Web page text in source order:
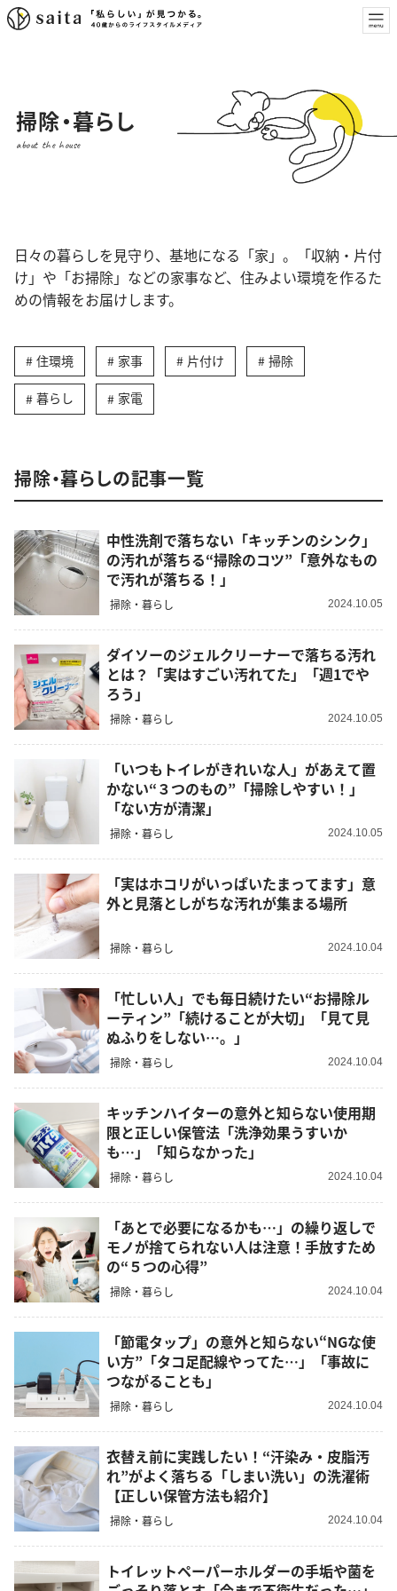
掃除・暮らし
about the house
日々の暮らしを見守り、基地になる「家」。「収納・片付
け」や「お掃除」などの家事など、住みよい環境を作るた
めの情報をお届けします。
住環境 家事 片付け 掃除
暮らし 家電
掃除・暮らしの記事一覧
中性洗剤で落ちない「キッチンのシンク」
の汚れが落ちる“掃除のコツ”「意外なもの
で汚れが落ちる！」
掃除・暮らし 2024.10.05
ダイソーのジェルクリーナーで落ちる汚れ
とは？「実はすごい汚れてた」「週1でや
ろう」
掃除・暮らし 2024.10.05
「いつもトイレがきれいな人」があえて置
かない“３つのもの”「掃除しやすい！」
「ない方が清潔」
掃除・暮らし 2024.10.05
「実はホコリがいっぱいたまってます」意
外と見落としがちな汚れが集まる場所
掃除・暮らし 2024.10.04
「忙しい人」でも毎日続けたい“お掃除ル
ーティン”「続けることが大切」「見て見
ぬふりをしない…。」
掃除・暮らし 2024.10.04
キッチンハイターの意外と知らない使用期
限と正しい保管法「洗浄効果うすいか
も…」「知らなかった」
掃除・暮らし 2024.10.04
「あとで必要になるかも…」の繰り返しで
モノが捨てられない人は注意！手放すため
の“５つの心得”
掃除・暮らし 2024.10.04
「節電タップ」の意外と知らない“NGな使
い方”「タコ足配線やってた…」「事故に
つながることも」
掃除・暮らし 2024.10.04
衣替え前に実践したい！“汗染み・皮脂汚
れ”がよく落ちる「しまい洗い」の洗濯術
【正しい保管方法も紹介】
掃除・暮らし 2024.10.04
トイレットペーパーホルダーの手垢や菌を